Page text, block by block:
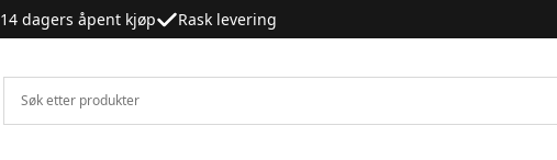
14 dagers åpent kjøp Rask levering